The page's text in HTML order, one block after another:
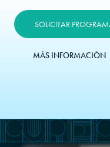
SOLICITAR
MÁS INFORMACIÓN